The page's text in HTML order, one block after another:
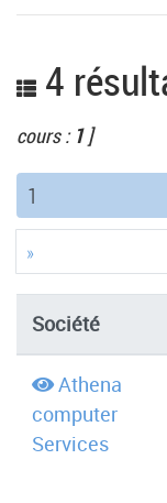
4
cours : 1]
1
»
Société
Athena
computer
Services